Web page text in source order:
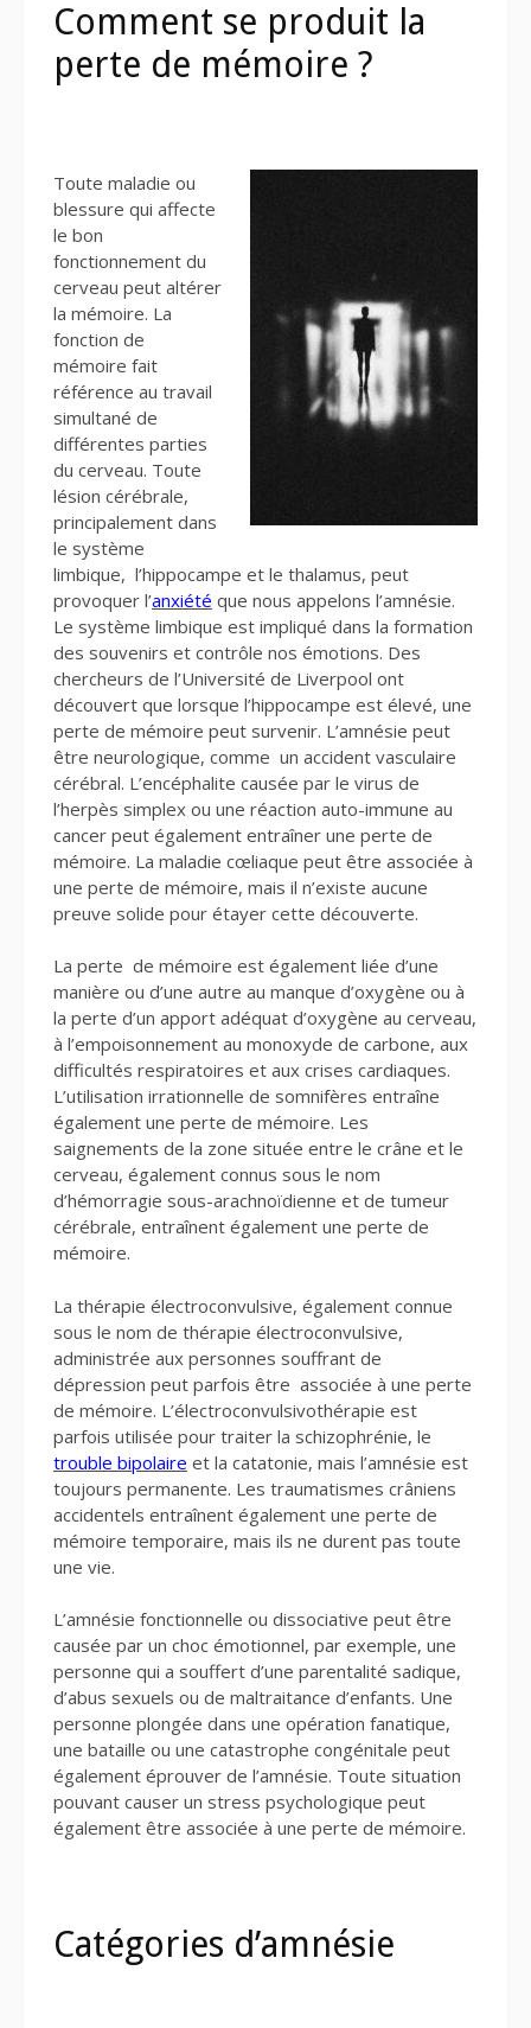
Comment se produit la
perte de mémoire ?
Toute maladie ou
blessure qui affecte
le bon
fonctionnement du
cerveau peut altérer
la mémoire. La
fonction de
mémoire fait
référence au travail
simultané de
différentes parties
du cerveau. Toute
lésion cérébrale,
principalement dans
le système
limbique, l’hippocampe et le thalamus, peut
provoquer l’anxiété que nous appelons l’amnésie.
Le système limbique est impliqué dans la formation
des souvenirs et contrôle nos émotions. Des
chercheurs de l’Université de Liverpool ont
découvert que lorsque l’hippocampe est élevé, une
perte de mémoire peut survenir. L’amnésie peut
être neurologique, comme un accident vasculaire
cérébral. L’encéphalite causée par le virus de
l’herpès simplex ou une réaction auto-immune au
cancer peut également entraîner une perte de
mémoire. La maladie cœliaque peut être associée à
une perte de mémoire, mais il n’existe aucune
preuve solide pour étayer cette découverte.
La perte de mémoire est également liée d’une
manière ou d’une autre au manque d’oxygène ou à
la perte d’un apport adéquat d’oxygène au cerveau,
à l’empoisonnement au monoxyde de carbone, aux
difficultés respiratoires et aux crises cardiaques.
L’utilisation irrationnelle de somnifères entraîne
également une perte de mémoire. Les
saignements de la zone située entre le crâne et le
cerveau, également connus sous le nom
d’hémorragie sous-arachnoïdienne et de tumeur
cérébrale, entraînent également une perte de
mémoire.
La thérapie électroconvulsive, également connue
sous le nom de thérapie électroconvulsive,
administrée aux personnes souffrant de
dépression peut parfois être associée à une perte
de mémoire. L’électroconvulsivothérapie est
parfois utilisée pour traiter la schizophrénie, le
trouble bipolaire et la catatonie, mais l’amnésie est
toujours permanente. Les traumatismes crâniens
accidentels entraînent également une perte de
mémoire temporaire, mais ils ne durent pas toute
une vie.
L’amnésie fonctionnelle ou dissociative peut être
causée par un choc émotionnel, par exemple, une
personne qui a souffert d’une parentalité sadique,
d’abus sexuels ou de maltraitance d’enfants. Une
personne plongée dans une opération fanatique,
une bataille ou une catastrophe congénitale peut
également éprouver de l’amnésie. Toute situation
pouvant causer un stress psychologique peut
également être associée à une perte de mémoire.
Catégories d’amnésie